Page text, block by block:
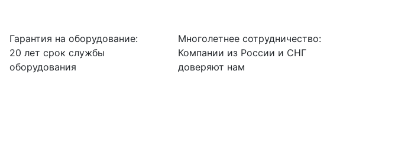
Гарантия на оборудование:
20 лет срок службы
оборудования
Многолетнее сотрудничество:
Компании из России и СНГ
доверяют нам